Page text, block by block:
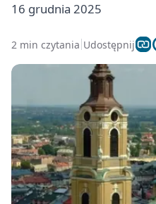
16 grudnia 2025
2 min czytania Udostępnij